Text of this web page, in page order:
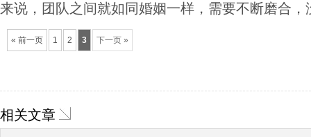
来说，团队之间就如同婚姻一样，需要不断磨合，
« 前一页 1 2 3 下一页 »
相关文章